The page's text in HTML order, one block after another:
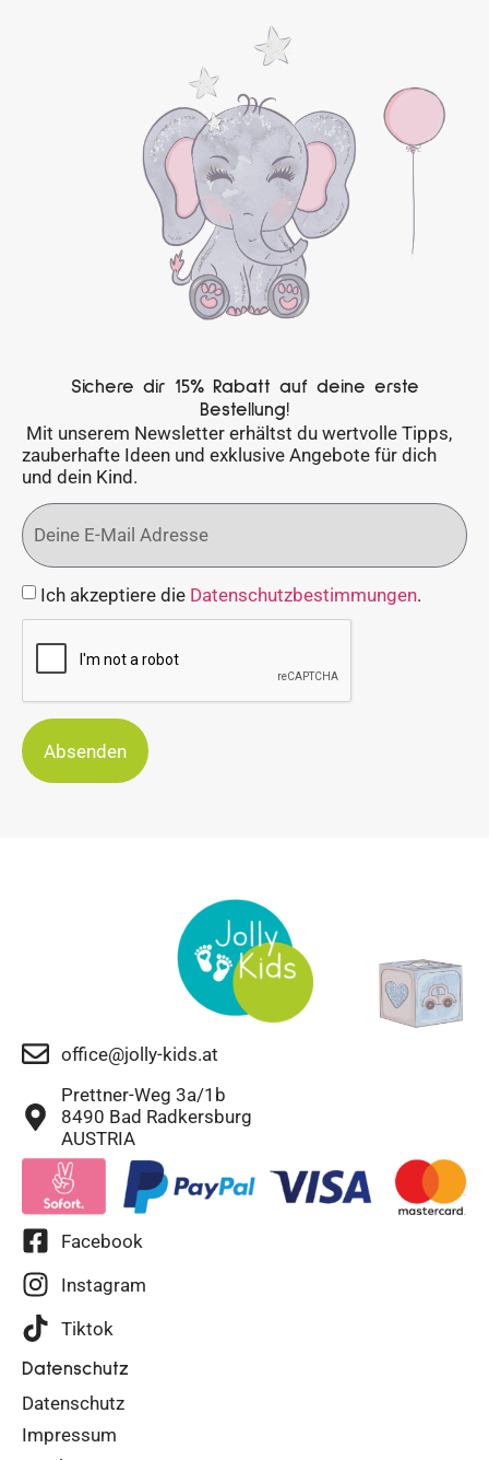
Sichere dir 15% Rabatt auf deine erste
Bestellung!
Mit unserem Newsletter erhältst du wertvolle Tipps,
zauberhafte Ideen und exklusive Angebote für dich
und dein Kind.
Ich akzeptiere die Datenschutzbestimmungen.
Absenden
office@jolly-kids.at
Prettner-Weg 3a/1b
8490 Bad Radkersburg
AUSTRIA
Facebook
Instagram
Tiktok
Datenschutz
Datenschutz
Impressum